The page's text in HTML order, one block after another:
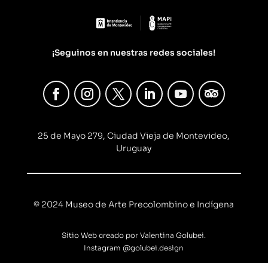
¡Seguinos en nuestras redes sociales!
25 de Mayo 279, Ciudad Vieja de Montevideo,
Uruguay
© 2024 Museo de Arte Precolombino e Indígena
Sitio Web creado por Valentina Golubei.
Instagram @golubei.design